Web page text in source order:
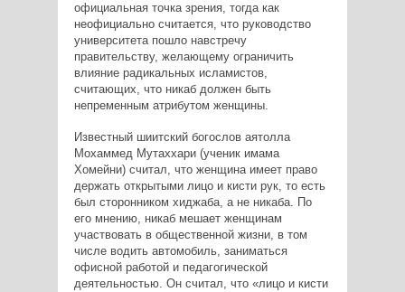
официальная точка зрения, тогда как
неофициально считается, что руководство
университета пошло навстречу
правительству, желающему ограничить
влияние радикальных исламистов,
считающих, что никаб должен быть
непременным атрибутом женщины.
Известный шиитский богослов аятолла
Мохаммед Мутаххари (ученик имама
Хомейни) считал, что женщина имеет право
держать открытыми лицо и кисти рук, то есть
был сторонником хиджаба, а не никаба. По
его мнению, никаб мешает женщинам
участвовать в общественной жизни, в том
числе водить автомобиль, заниматься
офисной работой и педагогической
деятельностью. Он считал, что «лицо и кисти